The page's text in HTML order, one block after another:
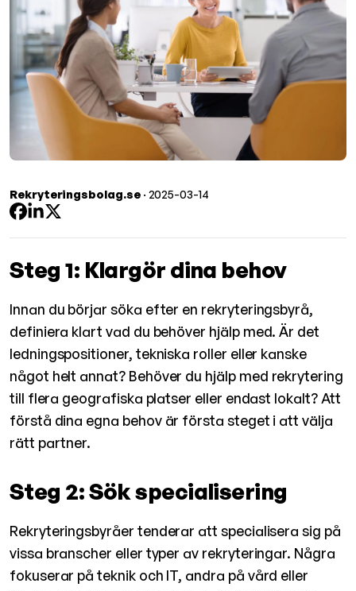
Rekryteringsbolag.se· 2025-03-14
Steg 1: Klargör dina behov
Innan du börjar söka efter en rekryteringsbyrå,
definiera klart vad du behöver hjälp med. Är det
ledningspositioner, tekniska roller eller kanske
något helt annat? Behöver du hjälp med rekrytering
till flera geografiska platser eller endast lokalt? Att
förstå dina egna behov är första steget i att välja
rätt partner.
Steg 2: Sök specialisering
Rekryteringsbyråer tenderar att specialisera sig på
vissa branscher eller typer av rekryteringar. Några
fokuserar på teknik och IT, andra på vård eller